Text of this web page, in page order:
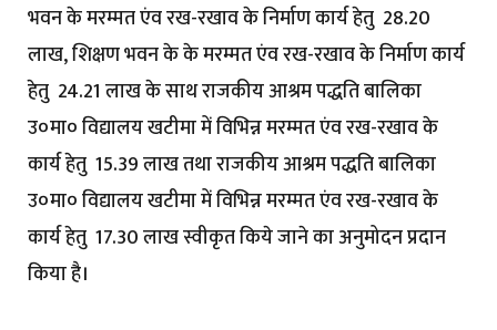
भवन के मरम्मत एंव रख-रखाव के निर्माण कार्य हेतु ₹ 28.20
लाख, शिक्षण भवन के के मरम्मत एंव रख-रखाव के निर्माण कार्य
हेतु ₹ 24.21 लाख के साथ राजकीय आश्रम पद्धति बालिका
उ०मा० विद्यालय खटीमा में विभिन्न मरम्मत एंव रख-रखाव के
कार्य हेतु ₹ 15.39 लाख तथा राजकीय आश्रम पद्धति बालिका
उ०मा० विद्यालय खटीमा में विभिन्न मरम्मत एंव रख-रखाव के
कार्य हेतु ₹ 17.30 लाख स्वीकृत किये जाने का अनुमोदन प्रदान
किया है।